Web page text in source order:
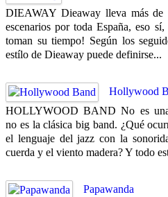
DIEAWAY Dieaway lleva más de
escenarios por toda España, eso
toman su tiempo! Según los
estílo de Dieaway puede definirse...
Hollywood
HOLLYWOOD BAND No es una
no es la clásica big band. ¿Qué
el lenguaje del jazz con la
cuerda y el viento madera? Y todo
Papawanda